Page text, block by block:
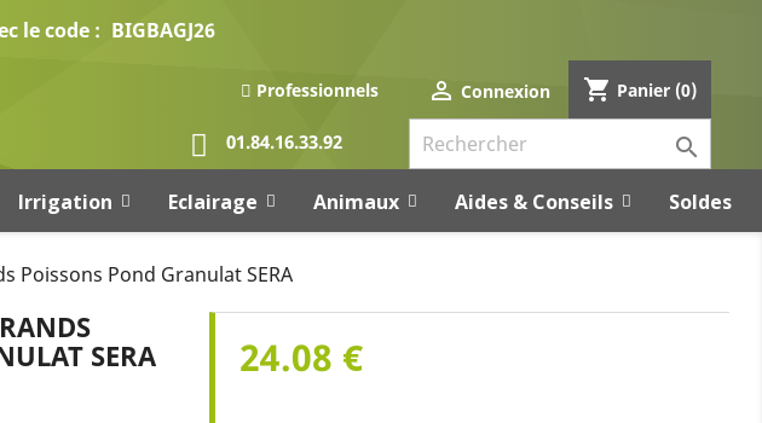
le code : BIGBAGJ26
Professionnels  Connexion shopping_cart Panier (0)
01.84.16.33.92 
Irrigation Eclairage Animaux Aides & Conseils Soldes
Poissons Pond Granulat SERA
SERA
24.08 €